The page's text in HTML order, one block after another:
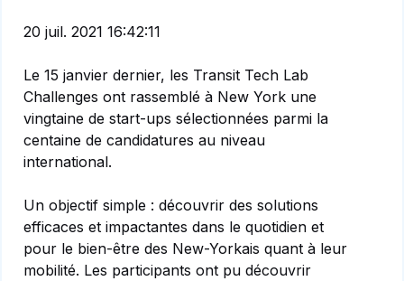
20 juil. 2021 16:42:11
Le 15 janvier dernier, les Transit Tech Lab
Challenges ont rassemblé à New York une
vingtaine de start-ups sélectionnées parmi la
centaine de candidatures au niveau
international.
Un objectif simple : découvrir des solutions
efficaces et impactantes dans le quotidien et
pour le bien-être des New-Yorkais quant à leur
mobilité. Les participants ont pu découvrir